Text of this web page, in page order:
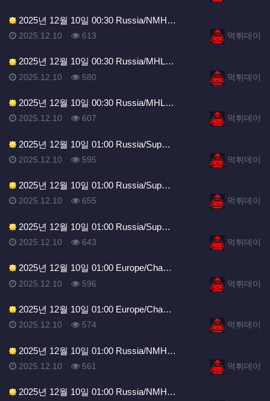
2025년 12월 10일 00:30 Russia/NMH…
등록자먹튀데이
등록일
2025.12.10 조회
613
2025년 12월 10일 00:30 Russia/MHL…
등록자먹튀데이
등록일
2025.12.10 조회
580
2025년 12월 10일 00:30 Russia/MHL…
등록자먹튀데이
등록일
2025.12.10 조회
607
2025년 12월 10일 01:00 Russia/Sup…
등록자먹튀데이
등록일
2025.12.10 조회
595
2025년 12월 10일 01:00 Russia/Sup…
등록자먹튀데이
등록일
2025.12.10 조회
655
2025년 12월 10일 01:00 Russia/Sup…
등록자먹튀데이
등록일
2025.12.10 조회
643
2025년 12월 10일 01:00 Europe/Cha…
등록자먹튀데이
등록일
2025.12.10 조회
596
2025년 12월 10일 01:00 Europe/Cha…
등록자먹튀데이
등록일
2025.12.10 조회
574
2025년 12월 10일 01:00 Russia/NMH…
등록자먹튀데이
등록일
2025.12.10 조회
561
2025년 12월 10일 01:00 Russia/NMH…